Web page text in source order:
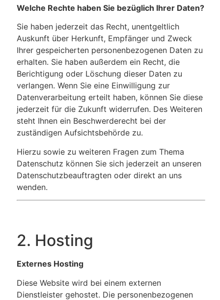
Welche Rechte haben Sie bezüglich Ihrer Daten?
Sie haben jederzeit das Recht, unentgeltlich
Auskunft über Herkunft, Empfänger und Zweck
Ihrer gespeicherten personenbezogenen Daten zu
erhalten. Sie haben außerdem ein Recht, die
Berichtigung oder Löschung dieser Daten zu
verlangen. Wenn Sie eine Einwilligung zur
Datenverarbeitung erteilt haben, können Sie diese
jederzeit für die Zukunft widerrufen. Des Weiteren
steht Ihnen ein Beschwerderecht bei der
zuständigen Aufsichtsbehörde zu.
Hierzu sowie zu weiteren Fragen zum Thema
Datenschutz können Sie sich jederzeit an unseren
Datenschutzbeauftragten oder direkt an uns
wenden.
2. Hosting
Externes Hosting
Diese Website wird bei einem externen
Dienstleister gehostet. Die personenbezogenen